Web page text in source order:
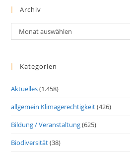
Archiv
Archiv
Monat auswählen
Kategorien
Aktuelles(1.458)
allgemein Klimagerechtigkeit(426)
Bildung / Veranstaltung(625)
Biodiversität(38)